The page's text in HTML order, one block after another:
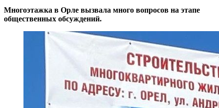
Многоэтажка в Орле вызвала много вопросов на этапе
общественных обсуждений.